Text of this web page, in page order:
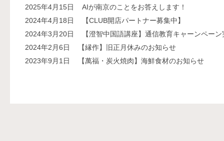
2025年4月15日
AIが南京のことをお答えします！
2024年4月18日
【CLUB開店パートナー募集中】
2024年3月20日
【澄智中国語講座】通信教育キャーンペーン
2024年2月6日
【縁作】旧正月休みのお知らせ
2023年9月1日
【萬福・炭火焼肉】海鮮食材のお知らせ